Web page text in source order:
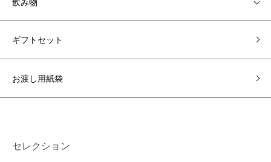
ギフトセット
お渡し用紙袋
セレクション